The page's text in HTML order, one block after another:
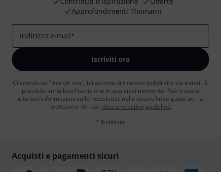
Approfondimenti Thomann
Indirizzo e-mail*
Iscriviti ora
Cliccando su "Iscriviti ora", lei accetta di ricevere pubblicità via e-mail. È
possibile annullare l'iscrizione in qualsiasi momento. Può trovare
ulteriori informazioni sulla newsletter nelle nostre linee guida per la
protezione dei dati data protection guideline.
* Richiesto
Acquisti e pagamenti sicuri